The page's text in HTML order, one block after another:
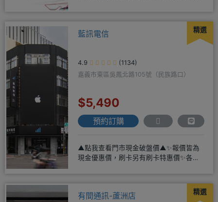
精選
藍訊電信
4.9
(1134)
嘉義市東區吳鳳北路105號（民族路口）
$5,490
預約訂購
▲點我查看門市現金破盤價▲✨報價皆為
現金優惠價，刷卡另有刷卡特惠價✨各大
精選
有間通訊-蘆洲店